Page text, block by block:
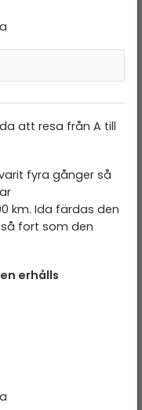
var lakrits,
att lista ut
om hur många
B.
övriga 150 små)
att det såldes
var små, måste
därmed har vi
med 150 kronor
då är priset på
är 150 kronor
på frågan. Vi
med någon
så svaret bör
att resa från A till
fyra gånger så
km. Ida färdas den
fort som den
erhålls